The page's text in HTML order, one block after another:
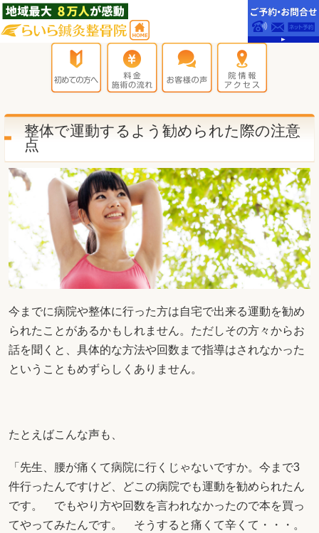
整体で運動するよう勧められた際の注意
点
今までに病院や整体に行った方は自宅で出来る運動を勧め
られたことがあるかもしれません。ただしその方々からお
話を聞くと、具体的な方法や回数まで指導はされなかった
ということもめずらしくありません。
たとえばこんな声も、
「先生、腰が痛くて病院に行くじゃないですか。今まで3
件行ったんですけど、どこの病院でも運動を勧められたん
です。 でもやり方や回数を言われなかったので本を買っ
てやってみたんです。 そうすると痛くて辛くて・・・。